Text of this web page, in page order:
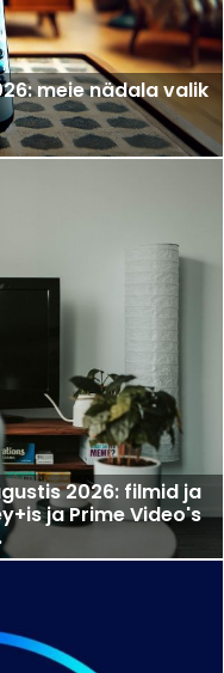
meie nädala valik
2026: filmid ja
ja Prime Video's